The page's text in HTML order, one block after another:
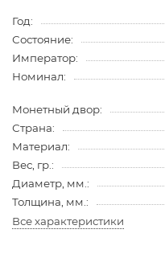
Год:
Состояние:
Император:
Номинал:
Монетный двор:
Страна:
Материал:
Вес, гр.:
Диаметр, мм.:
Толщина, мм.:
Все характеристики